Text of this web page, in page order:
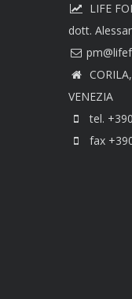
LIFE
dott.
VENEZIA
tel.
fax